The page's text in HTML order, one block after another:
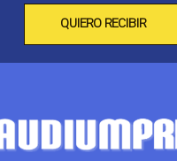
QUIERO RECIBIR